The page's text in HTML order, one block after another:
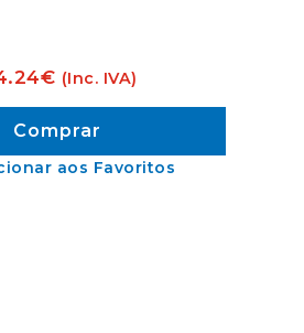
aos Favoritos
€ (Inc. IVA)
Comprar